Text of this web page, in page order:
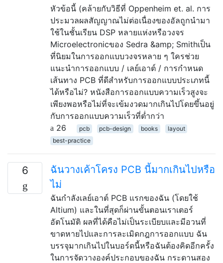
หัวข้อนี้ (คล้ายกับวิธีที่ Oppenheim et. al. การ
ประมวลผลสัญญาณไม่ต่อเนื่องของอัลถูกนำมา
ใช้ในชั้นเรียน DSP หลายแห่งหรือวงจร
Microelectronicของ Sedra &amp; Smithเป็น
ที่นิยมในการออกแบบวงจรหลาย ๆ ใครช่วย
แนะนำการออกแบบ / เลย์เอาต์ / การกำหนด
เส้นทาง PCB ที่ดีสำหรับการออกแบบประเภทนี้
ได้หรือไม่? หนังสือการออกแบบความเร็วสูงจะ
เพียงพอหรือไม่ที่จะเข้มงวดมากเกินไปโดยขึ้นอยู่
กับการออกแบบความเร็วที่ต่ำกว่า
26
pcb pcb-design books
layout
best-practice
6
ฉันวางเค้าโครง PCB นี้มากเกินไปหรือ
ไม่
ฉันกำลังเลย์เอาต์ PCB แรกของฉัน (โดยใช้
Altium) และในที่สุดก็ผ่านขั้นตอนเราเตอร์
อัตโนมัติ ผลที่ได้คือไม่เป็นระเบียบและมีอวนที่
ขาดหายไปและการละเมิดกฎการออกแบบ ฉัน
บรรจุมากเกินไปในบอร์ดนี้หรือฉันต้องคิดอีกครั้ง
ในการจัดวางองค์ประกอบของฉัน กระดานสอง